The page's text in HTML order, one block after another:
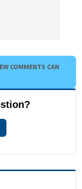
COMMENTS CAN